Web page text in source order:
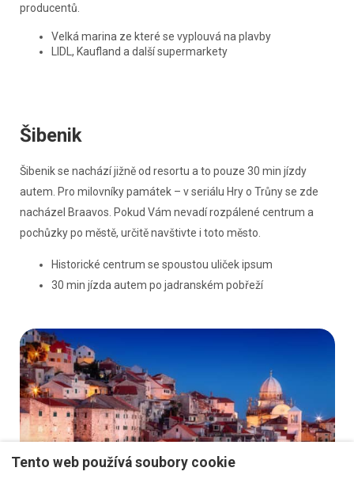
producentů.
Velká marina ze které se vyplouvá na plavby
LIDL, Kaufland a další supermarkety
Šibenik
Šibenik se nachází jižně od resortu a to pouze 30 min jízdy
autem. Pro milovníky památek – v seriálu Hry o Trůny se zde
nacházel Braavos. Pokud Vám nevadí rozpálené centrum a
pochůzky po městě, určitě navštivte i toto město.
Historické centrum se spoustou uliček ipsum
30 min jízda autem po jadranském pobřeží
Tento web používá soubory cookie